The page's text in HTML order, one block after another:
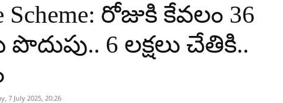
Scheme: రోజుకి కేవలం 36
6 లక్షలు చేతికి..
7 July 2025, 20:26